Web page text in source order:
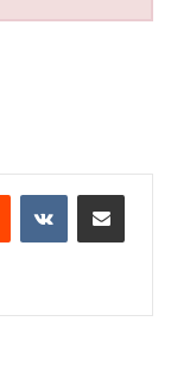
Reddit VKontakteShare via Email